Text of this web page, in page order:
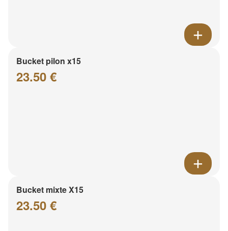
Bucket pilon x15
23.50 €
Bucket mixte X15
23.50 €